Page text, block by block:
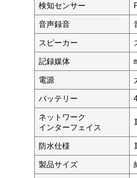
検知センサー
音声録音
スピーカー
記録媒体
電源
バッテリー
ネットワーク
インターフェイス
防水仕様
製品サイズ